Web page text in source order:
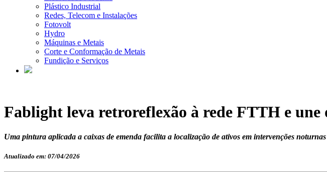
Plástico Industrial
Redes, Telecom e Instalações
Fotovolt
Hydro
Máquinas e Metais
Corte e Conformação de Metais
Fundição e Serviços
Fablight leva retroreflexão à rede FTTH e une
Uma pintura aplicada a caixas de emenda facilita a localização de ativos em intervenções
Atualizado em: 07/04/2026